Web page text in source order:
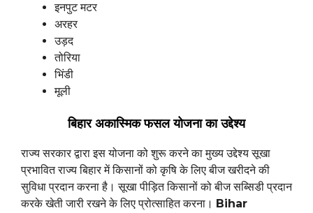
इनपुट मटर
अरहर
उड़द
तोरिया
भिंडी
मूली
बिहार अकास्मिक फसल योजना का उद्देश्य
राज्य सरकार द्वारा इस योजना को शुरू करने का मुख्य उद्देश्य सूखा
प्रभावित राज्य बिहार में किसानों को कृषि के लिए बीज खरीदने की
सुविधा प्रदान करना है। सूखा पीड़ित किसानों को बीज सब्सिडी प्रदान
करके खेती जारी रखने के लिए प्रोत्साहित करना। Bihar